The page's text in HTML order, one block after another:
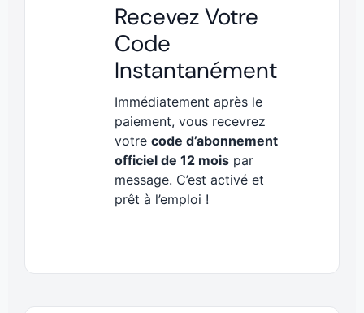
Recevez Votre
Code
Instantanément
Immédiatement après le
paiement, vous recevrez
votre code d’abonnement
officiel de 12 mois par
message. C’est activé et
prêt à l’emploi !